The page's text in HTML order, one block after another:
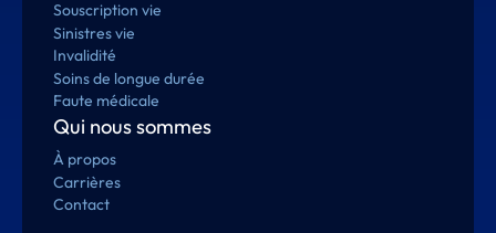
Souscription vie
Sinistres vie
Invalidité
Soins de longue durée
Faute médicale
Qui nous sommes
À propos
Carrières
Contact